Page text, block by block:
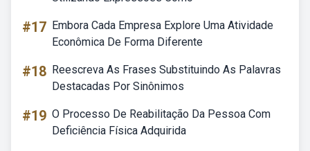
#17 Embora Cada Empresa Explore Uma Atividade
Econômica De Forma Diferente
#18 Reescreva As Frases Substituindo As Palavras
Destacadas Por Sinônimos
#19 O Processo De Reabilitação Da Pessoa Com
Deficiência Física Adquirida